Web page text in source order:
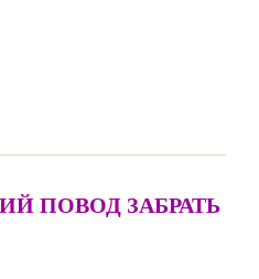
ПОВОД ЗАБРАТЬ